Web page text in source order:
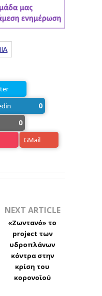
0
0
GMail
NEXT ARTICLE
«Ζωντανό» το
project των
υδροπλάνων
κόντρα στην
κρίση του
κορονοϊού